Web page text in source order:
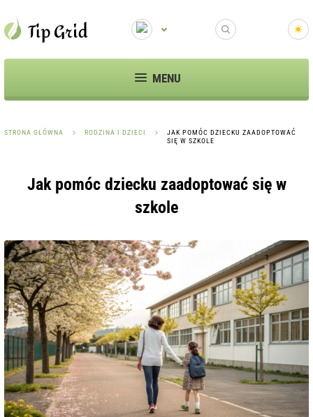
MENU
STRONA GŁÓWNA RODZINA I DZIECI
JAK POMÓC DZIECKU ZAADOPTOWAĆ
SIĘ W SZKOLE
Jak pomóc dziecku zaadoptować się w
szkole